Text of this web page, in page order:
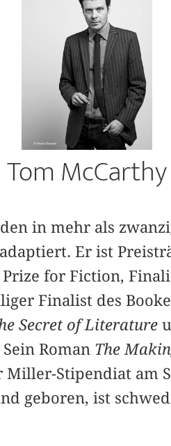
Tom McCarthy
in mehr als
Er ist
for Fiction,
Finalist des
Secret of Literature
Sein Roman The
Stipendiat am
geboren, ist